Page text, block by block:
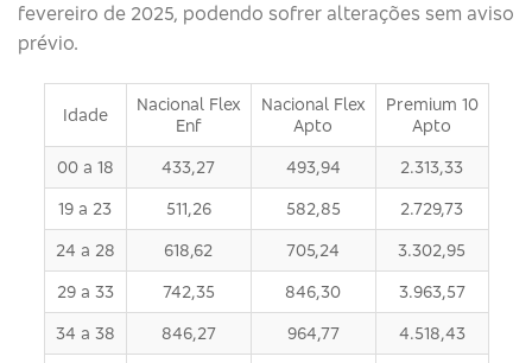
fevereiro de 2025, podendo sofrer alterações sem aviso
prévio.
Idade
Nacional Flex
Enf
Nacional Flex
Apto
Premium 10
Apto
00 a 18 433,27 493,94 2.313,33
19 a 23 511,26 582,85 2.729,73
24 a 28 618,62 705,24 3.302,95
29 a 33 742,35 846,30 3.963,57
34 a 38 846,27 964,77 4.518,43